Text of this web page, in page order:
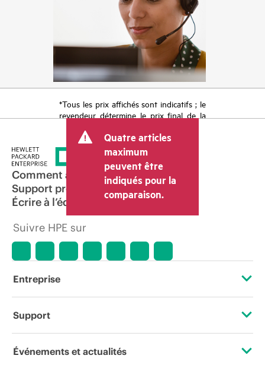
*Tous les prix affichés sont indicatifs ; le
revendeur détermine le prix final de la
tels que la TVA ou les taxes sur la vente
et les frais d’expédition. Le prix de la
transaction déterminé par le revendeur
peut varier par rapport à d’autres
revendeurs et au prix indicatif affiché.
Les prix indicatifs peuvent inclure des
offres promotionnelles limitées dans le
temps. HPE se réserve le droit d’ajuster
les prix à tout moment pour diverses
l’arrêt d’un produit, la disponibilité
période de promotion et des erreurs
dans les publicités.
Quatre articles
maximum
peuvent être
indiqués pour la
comparaison.
Comment acheter
Support produit
Écrire à l’équipe commerciale
Suivre HPE sur
Entreprise
À propos de HPE
Support
Services d’assistance opérationnelle (OSS)
Événements et actualités